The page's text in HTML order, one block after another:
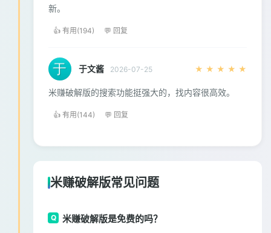
新。
👍 有用(194) 💬 回复
于文酱 2026-07-25 ★ ★ ★ ★ ★
米赚破解版的搜索功能挺强大的，找内容很高效。
👍 有用(144) 💬 回复
米赚破解版常见问题
米赚破解版是免费的吗？